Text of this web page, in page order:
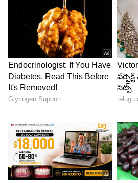
విషయానికొస్తే, యూజర్లకు 6
ఉచిత సబ్‌స్క్రిప్షన్, ఒక నెల పాటు
గూగుల్ వన్ క్లౌడ్ స్టోరేజ్ లభిస్తుంది.
5
5
Image Credit :StockPhoto
అత్యంత చౌక ప్లాన్ ఇదే..